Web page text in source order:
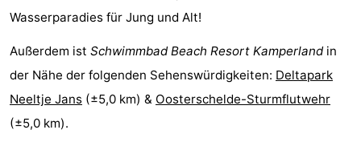
Parken
Reisebuchshop
-
Wasserparadies für Jung und Alt!
Außerdem ist Schwimmbad Beach Resort Kamperlandin
der Nähe der folgenden Sehenswürdigkeiten: Deltapark
Neeltje Jans (±5,0 km) & Oosterschelde-Sturmflutwehr
(±5,0 km).